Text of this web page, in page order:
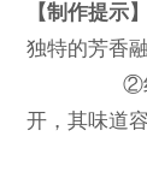
【制作提示
独特的芳香
②红枣起
开，其味道